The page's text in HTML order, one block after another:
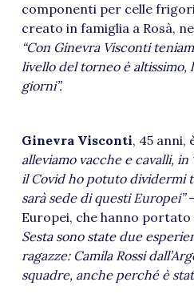
componenti per celle
creato in famiglia a Rosà,
“Con Ginevra Visconti
livello del torneo è altissimo,
giorni”.
Ginevra Visconti, 45
alleviamo vacche e cavalli, in
il Covid ho potuto dividermi
sarà sede di questi Europei”-
Europei, che hanno
Sesta sono state due
ragazze: Camila Rossi
squadre, anche perché è